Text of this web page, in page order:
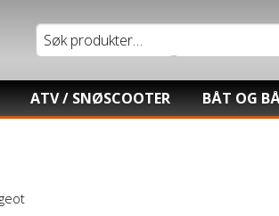
ATV / SNØSCOOTER
BÅT OG